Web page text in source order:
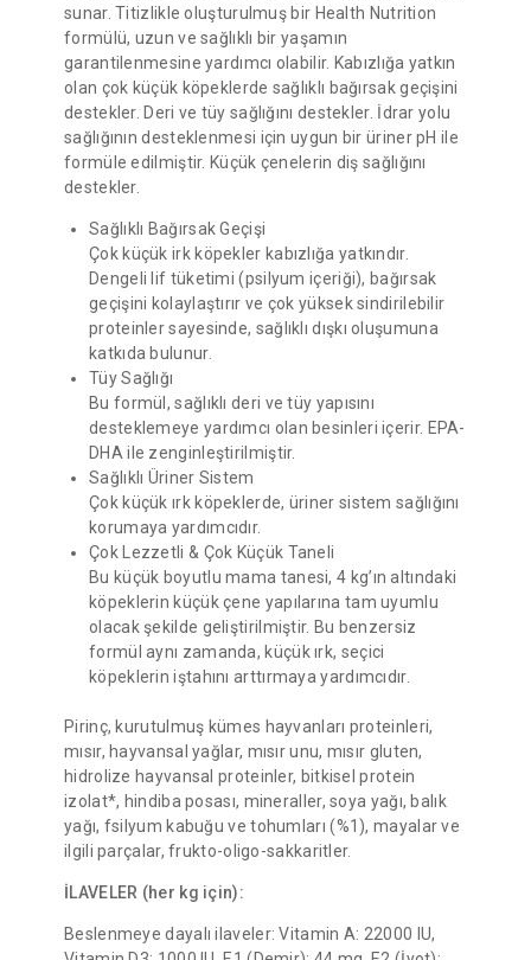
sunar. Titizlikle oluşturulmuş bir Health Nutrition
formülü, uzun ve sağlıklı bir yaşamın
garantilenmesine yardımcı olabilir. Kabızlığa yatkın
olan çok küçük köpeklerde sağlıklı bağırsak geçişini
destekler. Deri ve tüy sağlığını destekler. İdrar yolu
sağlığının desteklenmesi için uygun bir üriner pH ile
formüle edilmiştir. Küçük çenelerin diş sağlığını
destekler.
Sağlıklı Bağırsak Geçişi
Çok küçük irk köpekler kabızlığa yatkındır.
Dengeli lif tüketimi (psilyum içeriği), bağırsak
geçişini kolaylaştırır ve çok yüksek sindirilebilir
proteinler sayesinde, sağlıklı dışkı oluşumuna
katkıda bulunur.
Tüy Sağlığı
Bu formül, sağlıklı deri ve tüy yapısını
desteklemeye yardımcı olan besinleri içerir. EPA-
DHA ile zenginleştirilmiştir.
Sağlıklı Üriner Sistem
Çok küçük ırk köpeklerde, üriner sistem sağlığını
korumaya yardımcıdır.
Çok Lezzetli & Çok Küçük Taneli
Bu küçük boyutlu mama tanesi, 4 kg’ın altındaki
köpeklerin küçük çene yapılarına tam uyumlu
olacak şekilde geliştirilmiştir. Bu benzersiz
formül aynı zamanda, küçük ırk, seçici
köpeklerin iştahını arttırmaya yardımcıdır.
Pirinç, kurutulmuş kümes hayvanları proteinleri,
mısır, hayvansal yağlar, mısır unu, mısır gluten,
hidrolize hayvansal proteinler, bitkisel protein
izolat*, hindiba posası, mineraller, soya yağı, balık
yağı, fsilyum kabuğu ve tohumları (%1), mayalar ve
ilgili parçalar, frukto-oligo-sakkaritler.
İLAVELER (her kg için):
Beslenmeye dayalı ilaveler: Vitamin A: 22000 IU,